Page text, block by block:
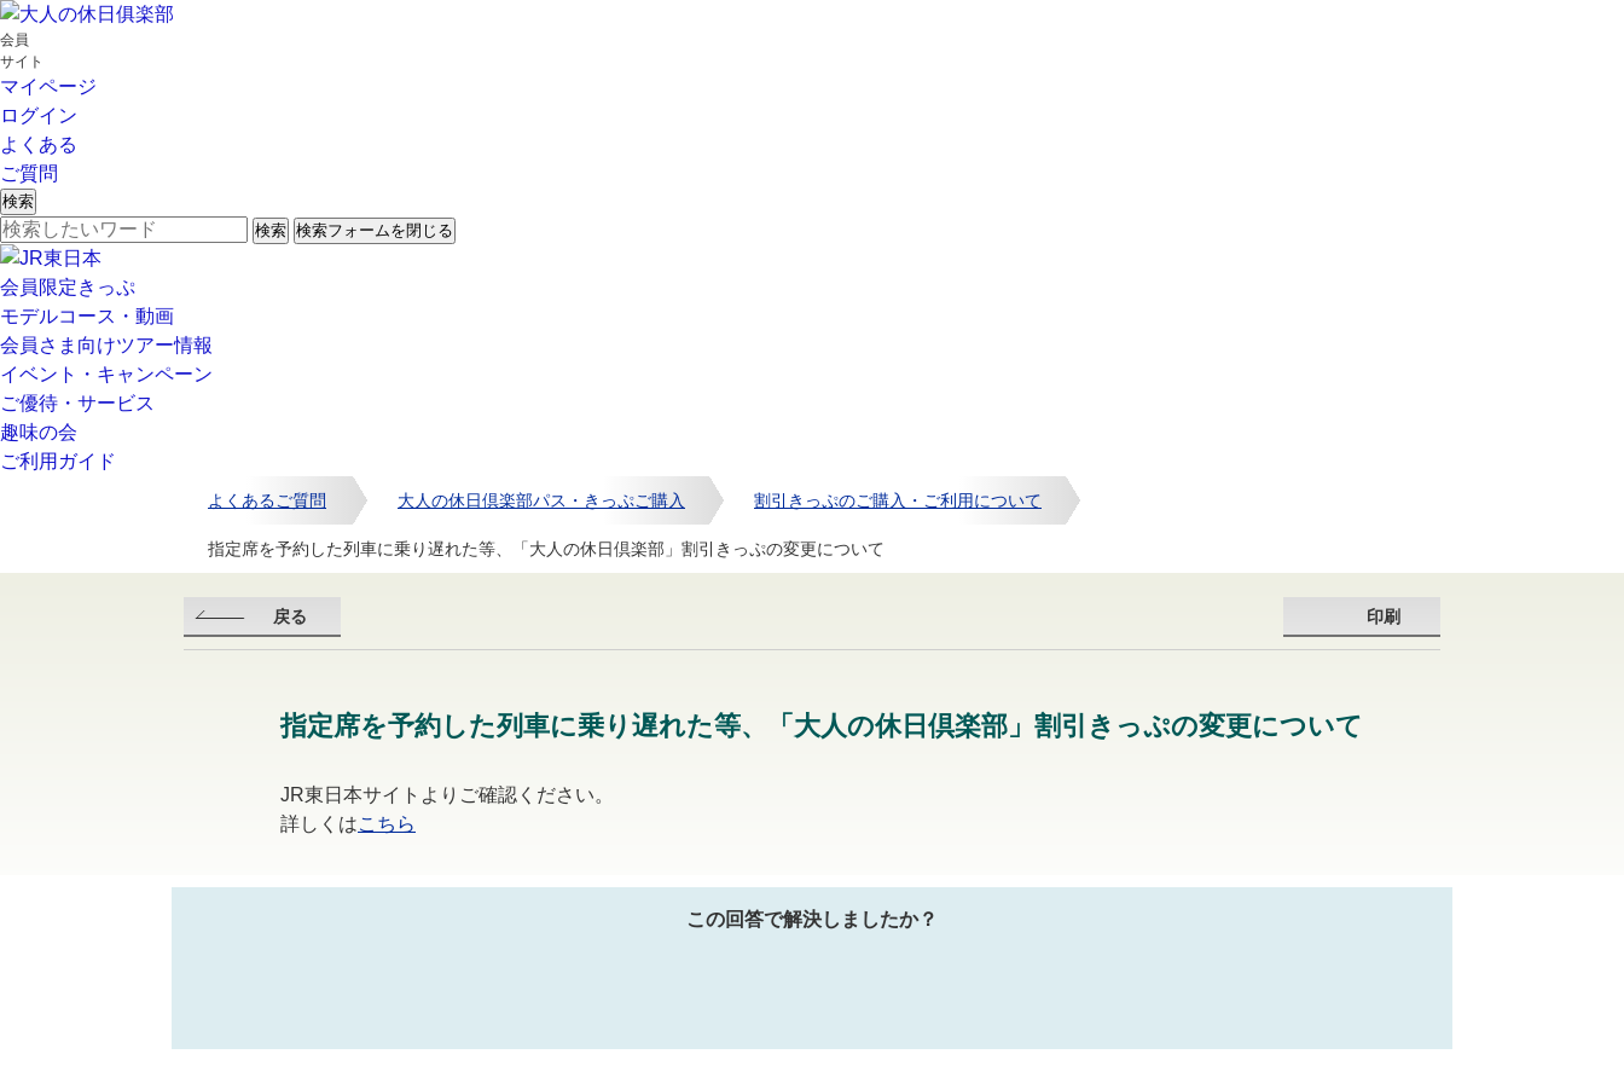
会員
サイト
マイページ
ログイン
よくある
ご質問
検索
検索 検索フォームを閉じる
会員限定きっぷ
モデルコース・動画
会員さま向けツアー情報
イベント・キャンペーン
ご優待・サービス
趣味の会
ご利用ガイド
よくあるご質問 大人の休日倶楽部パス・きっぷご購入 割引きっぷのご購入・ご利用について
指定席を予約した列車に乗り遅れた等、「大人の休日倶楽部」割引きっぷの変更について
戻る 印刷
指定席を予約した列車に乗り遅れた等、「大人の休日倶楽部」割引きっぷの変更について
JR東日本サイトよりご確認ください。
詳しくはこちら
この回答で解決しましたか？